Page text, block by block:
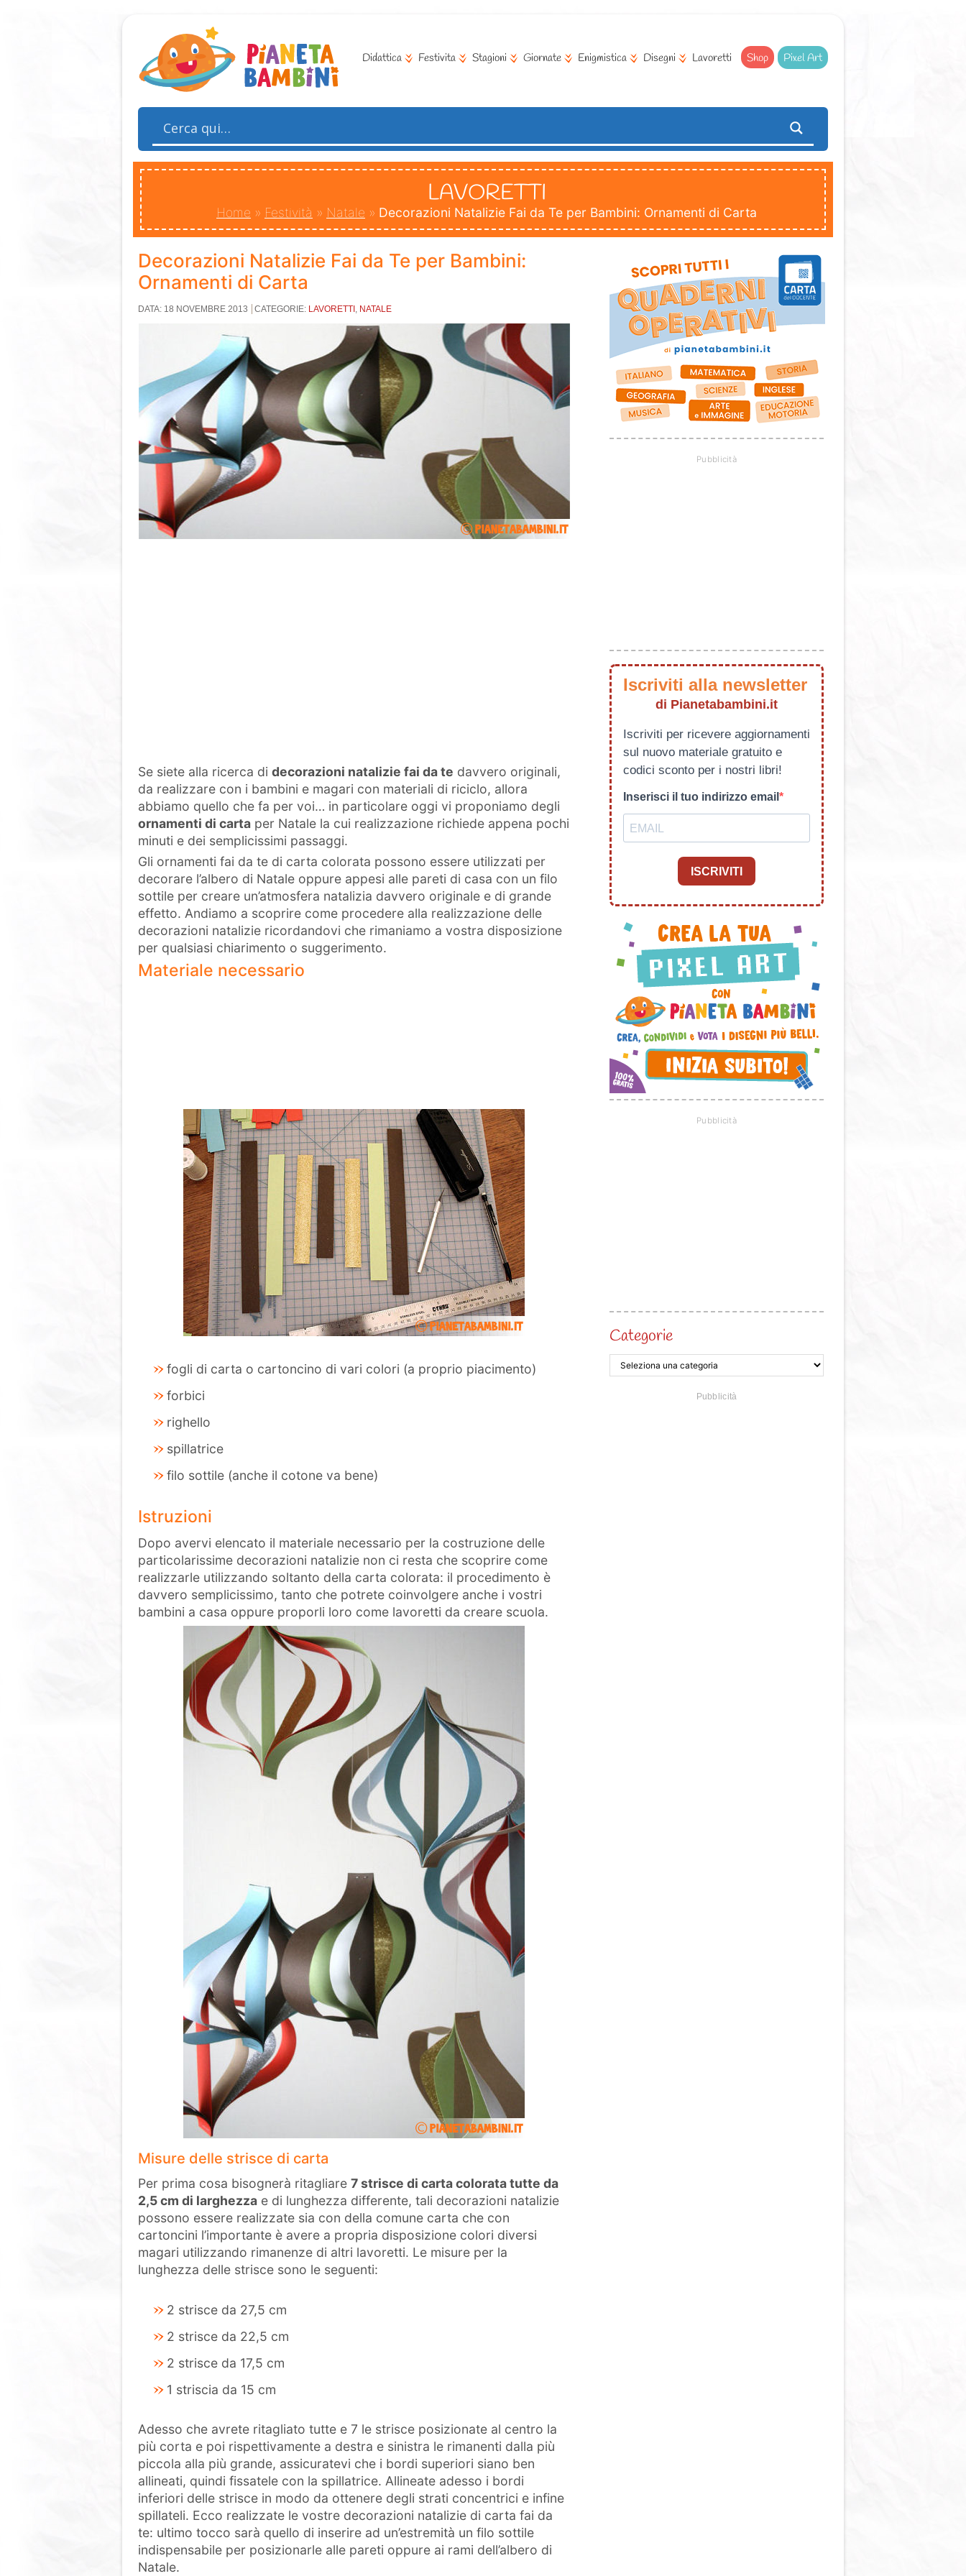
Didattica Festivita Stagioni Giornate Enigmistica Disegni Lavoretti Shop Pixel Art
LAVORETTI
Home » Festività » Natale » Decorazioni Natalizie Fai da Te per Bambini: Ornamenti di Carta
Decorazioni Natalizie Fai da Te per Bambini:
Ornamenti di Carta
DATA: 18 NOVEMBRE 2013 CATEGORIE: LAVORETTI , NATALE
Se siete alla ricerca di decorazioni natalizie fai da te davvero originali,
da realizzare con i bambini e magari con materiali di riciclo, allora
abbiamo quello che fa per voi… in particolare oggi vi proponiamo degli
ornamenti di carta per Natale la cui realizzazione richiede appena pochi
minuti e dei semplicissimi passaggi.
Gli ornamenti fai da te di carta colorata possono essere utilizzati per
decorare l’albero di Natale oppure appesi alle pareti di casa con un filo
sottile per creare un’atmosfera natalizia davvero originale e di grande
effetto. Andiamo a scoprire come procedere alla realizzazione delle
decorazioni natalizie ricordandovi che rimaniamo a vostra disposizione
per qualsiasi chiarimento o suggerimento.
Materiale necessario
fogli di carta o cartoncino di vari colori (a proprio piacimento)
forbici
righello
spillatrice
filo sottile (anche il cotone va bene)
Istruzioni
Dopo avervi elencato il materiale necessario per la costruzione delle
particolarissime decorazioni natalizie non ci resta che scoprire come
realizzarle utilizzando soltanto della carta colorata: il procedimento è
davvero semplicissimo, tanto che potrete coinvolgere anche i vostri
bambini a casa oppure proporli loro come lavoretti da creare scuola.
Misure delle strisce di carta
Per prima cosa bisognerà ritagliare 7 strisce di carta colorata tutte da
2,5 cm di larghezza e di lunghezza differente, tali decorazioni natalizie
possono essere realizzate sia con della comune carta che con
cartoncini l’importante è avere a propria disposizione colori diversi
magari utilizzando rimanenze di altri lavoretti. Le misure per la
lunghezza delle strisce sono le seguenti:
2 strisce da 27,5 cm
2 strisce da 22,5 cm
2 strisce da 17,5 cm
1 striscia da 15 cm
Adesso che avrete ritagliato tutte e 7 le strisce posizionate al centro la
più corta e poi rispettivamente a destra e sinistra le rimanenti dalla più
piccola alla più grande, assicuratevi che i bordi superiori siano ben
allineati, quindi fissatele con la spillatrice. Allineate adesso i bordi
inferiori delle strisce in modo da ottenere degli strati concentrici e infine
spillateli. Ecco realizzate le vostre decorazioni natalizie di carta fai da
te: ultimo tocco sarà quello di inserire ad un’estremità un filo sottile
indispensabile per posizionarle alle pareti oppure ai rami dell’albero di
Natale.
Iscriviti alla newsletter
di Pianetabambini.it
Iscriviti per ricevere aggiornamenti
sul nuovo materiale gratuito e
codici sconto per i nostri libri!
Inserisci il tuo indirizzo email
ISCRIVITI
Categorie